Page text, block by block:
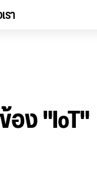
รา
ง "IoT"